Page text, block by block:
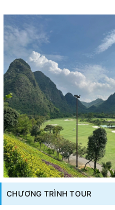
CHƯƠNG TRÌNH TOUR